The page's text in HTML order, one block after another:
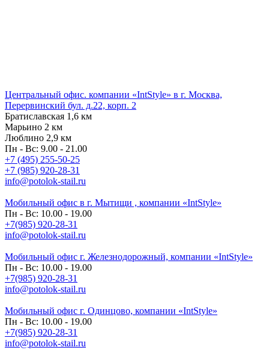
Центральный офис. компании «IntStyle» в г. Москва,
Перервинский бул. д.22, корп. 2
Братиславская 1,6 км
Марьино 2 км
Люблино 2,9 км
Пн - Вс: 9.00 - 21.00
+7 (495) 255-50-25
+7 (985) 920-28-31
info@potolok-stail.ru
Мобильный офис в г. Мытищи , компании «IntStyle»
Пн - Вс: 10.00 - 19.00
+7(985) 920-28-31
info@potolok-stail.ru
Мобильный офис г. Железнодорожный, компании «IntStyle»
Пн - Вс: 10.00 - 19.00
+7(985) 920-28-31
info@potolok-stail.ru
Мобильный офис г. Одинцово, компании «IntStyle»
Пн - Вс: 10.00 - 19.00
+7(985) 920-28-31
info@potolok-stail.ru